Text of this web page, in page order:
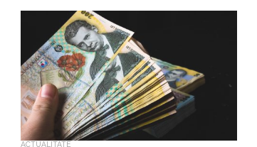
ACTUALITATE